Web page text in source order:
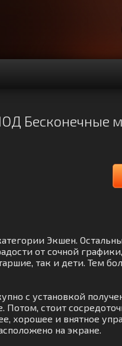
Бесконечные
Экшен.
от сочной
так и дети. Тем
с установкой
стоит
хорошее и внятное
на экране.